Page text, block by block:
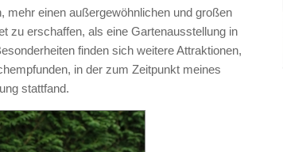
mehr einen außergewöhnlichen und großen
zu erschaffen, als eine Gartenausstellung in
finden sich weitere Attraktionen,
in der zum Zeitpunkt meines
stattfand.